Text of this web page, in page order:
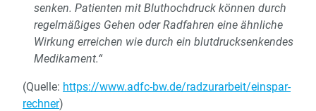
senken. Patienten mit Bluthochdruck können durch
regelmäßiges Gehen oder Radfahren eine ähnliche
Wirkung erreichen wie durch ein blutdrucksenkendes
Medikament.“
(Quelle: https://www.adfc-bw.de/radzurarbeit/einspar-
rechner)